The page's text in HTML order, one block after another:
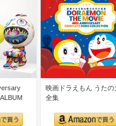
映画ドラえもん うたの
全集